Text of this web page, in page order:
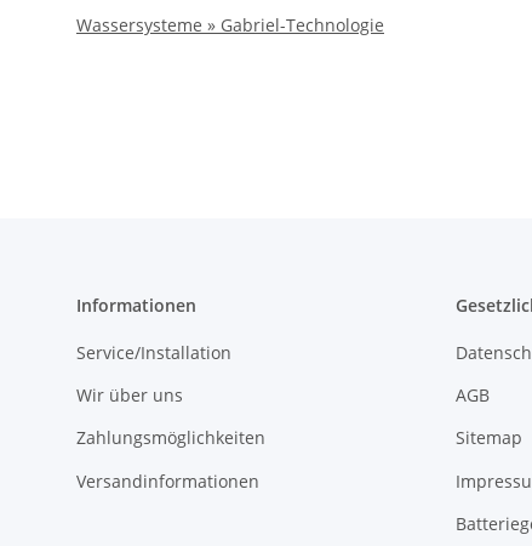
Wassersysteme » Gabriel-Technologie
Informationen
Service/Installation
Wir über uns
Zahlungsmöglichkeiten
Versandinformationen
AGB
Sitemap